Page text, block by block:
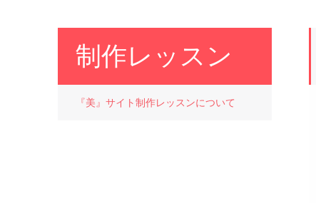
制作レッスン
『美』サイト制作レッスンについて